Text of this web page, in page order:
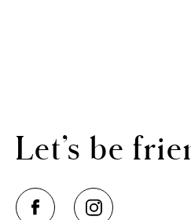
Let’s be